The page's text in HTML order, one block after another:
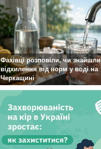
Фахівці розповіли, чи знайшли
відхилення від норм у воді на
Черкащині